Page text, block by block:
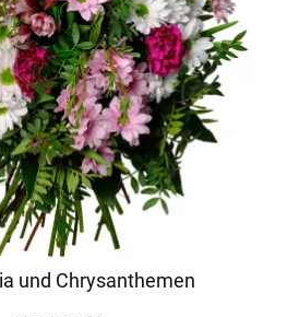
und Chrysanthemen